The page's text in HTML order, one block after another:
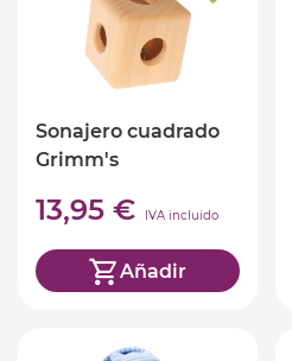
Sonajero cuadrado
Grimm's
13,95 € IVA incluido
Añadir